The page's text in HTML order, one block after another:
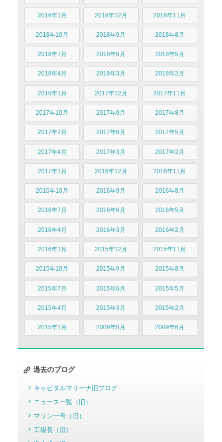
2019年1月 2018年12月 2018年11月
2018年10月 2018年9月 2018年8月
2018年7月 2018年6月 2018年5月
2018年4月 2018年3月 2018年2月
2018年1月 2017年12月 2017年11月
2017年10月 2017年9月 2017年8月
2017年7月 2017年6月 2017年5月
2017年4月 2017年3月 2017年2月
2017年1月 2016年12月 2016年11月
2016年10月 2016年9月 2016年8月
2016年7月 2016年6月 2016年5月
2016年4月 2016年3月 2016年2月
2016年1月 2015年12月 2015年11月
2015年10月 2015年9月 2015年8月
2015年7月 2015年6月 2015年5月
2015年4月 2015年3月 2015年2月
2015年1月 2009年8月 2009年6月
過去のブログ
キャピタルマリーナ旧ブログ
ニュース一覧（旧）
マリン一号（旧）
工場長（旧）